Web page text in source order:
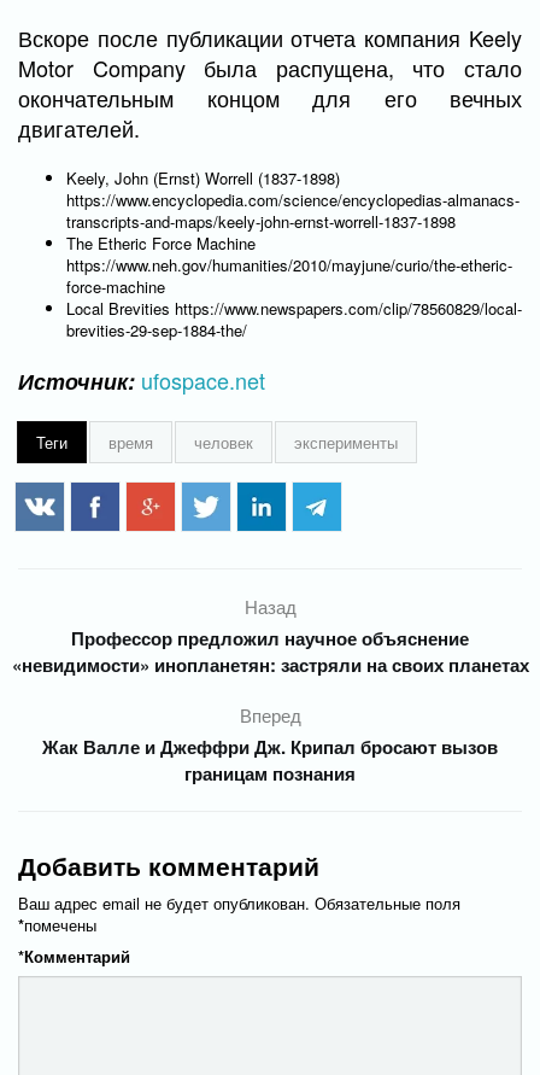
Вскоре после публикации отчета компания Keely
Motor Company была распущена, что стало
окончательным концом для его вечных
двигателей.
Keely, John (Ernst) Worrell (1837-1898)
https://www.encyclopedia.com/science/encyclopedias-almanacs-
transcripts-and-maps/keely-john-ernst-worrell-1837-1898
The Etheric Force Machine
https://www.neh.gov/humanities/2010/mayjune/curio/the-etheric-
force-machine
Local Brevities https://www.newspapers.com/clip/78560829/local-
brevities-29-sep-1884-the/
Источник: ufospace.net
Теги время человек эксперименты
Назад
Профессор предложил научное объяснение
«невидимости» инопланетян: застряли на своих планетах
Вперед
Жак Валле и Джеффри Дж. Крипал бросают вызов
границам познания
Добавить комментарий
Ваш адрес email не будет опубликован. Обязательные поля
помечены
*
Комментарий
*